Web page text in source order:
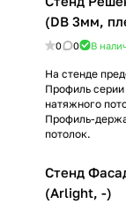
(DB 3мм,
0 0 В
На стенде
Профиль
натяжного
Профиль-
потолок.
Стенд
(Arlight, -)